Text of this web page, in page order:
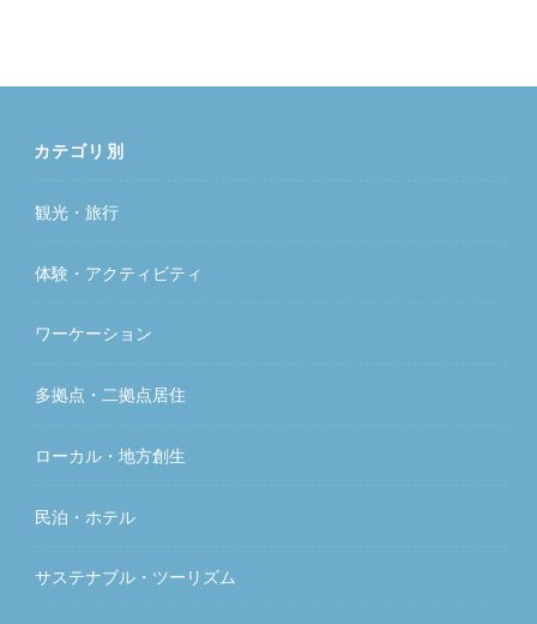
カテゴリ別
観光・旅行
体験・アクティビティ
ワーケーション
多拠点・二拠点居住
ローカル・地方創生
民泊・ホテル
サステナブル・ツーリズム